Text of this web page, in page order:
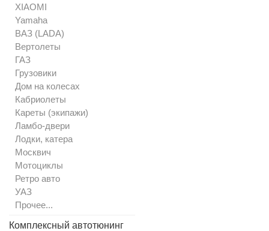
XIAOMI
Yamaha
ВАЗ (LADA)
Вертолеты
ГАЗ
Грузовики
Дом на колесах
Кабриолеты
Кареты (экипажи)
Ламбо-двери
Лодки, катера
Москвич
Мотоциклы
Ретро авто
УАЗ
Прочее...
Комплексный автотюнинг